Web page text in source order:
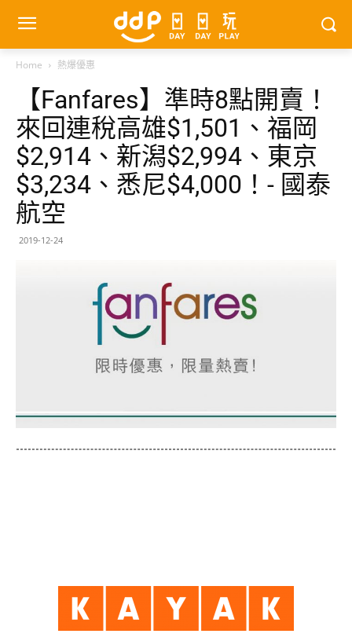
Home 熱爆優惠
【Fanfares】準時8點開賣！
來回連稅高雄$1,501、福岡
$2,914、新潟‬$2,994、東京
$3,234、悉尼$4,000！- 國泰
航空
2019-12-24